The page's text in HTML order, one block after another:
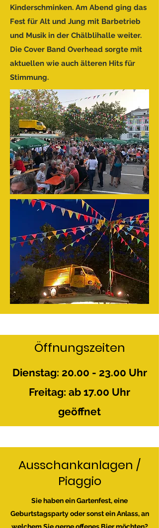
Kinderschminken. Am Abend ging das
Fest für Alt und Jung mit Barbetrieb
und Musik in der Chälblihalle weiter.
Die Cover Band Overhead sorgte mit
aktuellen wie auch älteren Hits für
Stimmung.
Öffnungszeiten
Dienstag: 20.00 - 23.00 Uhr
Freitag: ab 17.00 Uhr
geöffnet
Ausschankanlagen /
Piaggio
Sie haben ein Gartenfest, eine
Geburtstagsparty oder sonst ein Anlass, an